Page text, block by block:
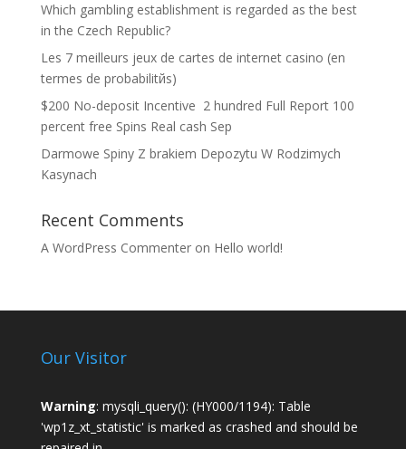
Which gambling establishment is regarded as the best
in the Czech Republic?
Les 7 meilleurs jeux de cartes de internet casino (en
termes de probabilitйs)
$200 No-deposit Incentive ️ 2 hundred Full Report 100
percent free Spins Real cash Sep
Darmowe Spiny Z brakiem Depozytu W Rodzimych
Kasynach
Recent Comments
A WordPress Commenteron Hello world!
Our Visitor
Warning: mysqli_query(): (HY000/1194): Table
'wp1z_xt_statistic' is marked as crashed and should be